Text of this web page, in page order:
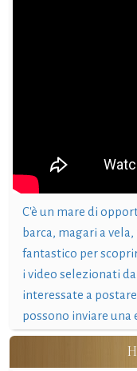
C'è un mare di
barca, magari a
fantastico per
i video selezionati
interessate a
possono inviare una